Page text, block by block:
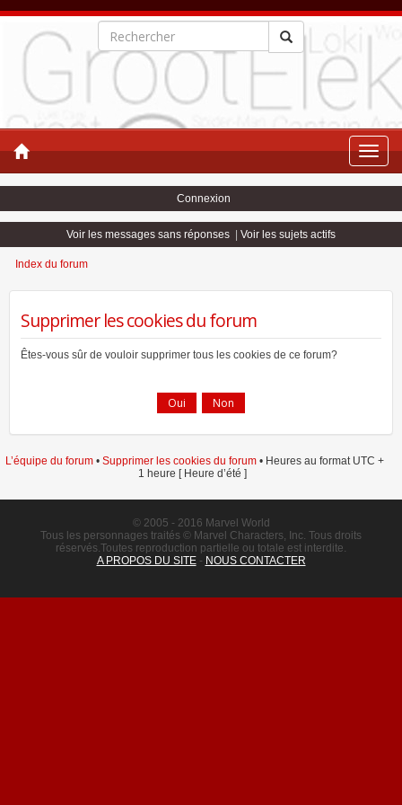
Toggle
Connexion
Voir les messages sans réponses Voir les sujets actifs
Index du forum
Supprimer les cookies du forum
Êtes-vous sûr de vouloir supprimer tous les cookies de ce forum?
L’équipe du forum• Supprimer les cookies du forum• Heures au format UTC +
1 heure [ Heure d’été ]
© 2005 - 2016 Marvel World
Tous les personnages traités © Marvel Characters, Inc. Tous droits
réservés.Toutes reproduction partielle ou totale est interdite.
A PROPOS DU SITE- NOUS CONTACTER